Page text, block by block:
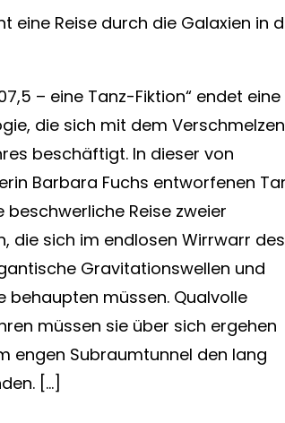
eine Reise durch die Galaxien in
– eine Tanz-Fiktion“ endet eine
die sich mit dem Verschmelzen
beschäftigt. In dieser von
Barbara Fuchs entworfenen
Reise zweier
die sich im endlosen Wirrwarr des
Gravitationswellen und
behaupten müssen. Qualvolle
müssen sie über sich ergehen
engen Subraumtunnel den lang
[…]